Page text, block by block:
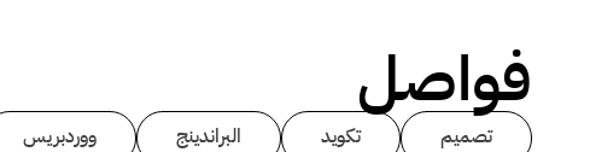
فواصل
تصميم تكويد البراندينج ووردبريس